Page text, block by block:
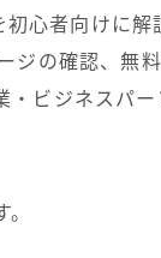
心者向けに
ジの確認、無
・ビジネスパ